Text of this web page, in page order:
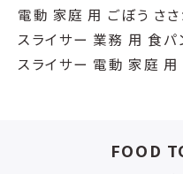
電動 家庭 用 ごぼう さ
スライサー 業務 用 食
スライサー 電動 家庭 用
FOOD